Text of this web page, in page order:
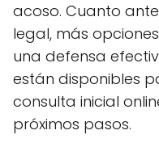
acoso. Cuanto
legal, más
una defensa
están disponibles
consulta inicial
próximos pasos.